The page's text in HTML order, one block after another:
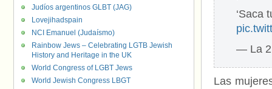
‘Saca
— La 2
Las
Judíos argentinos GLBT (JAG)
Lovejihadspain
NCI Emanuel (Judaísmo)
Rainbow Jews – Celebrating LGTB Jewish
History and Heritage in the UK
World Congress of LGBT Jews
World Jewish Congress LBGT